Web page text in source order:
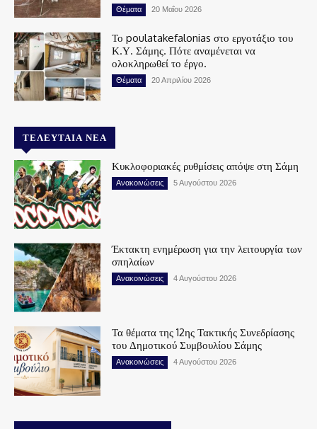
Θέματα 20 Μαΐου 2026
Το poulatakefalonias στο εργοτάξιο του
Κ.Υ. Σάμης. Πότε αναμένεται να
ολοκληρωθεί το έργο.
Θέματα 20 Απριλίου 2026
ΤΕΛΕΥΤΑΊΑ ΝΈΑ
Κυκλοφοριακές ρυθμίσεις απόψε στη Σάμη
Ανακοινώσεις 5 Αυγούστου 2026
Έκτακτη ενημέρωση για την λειτουργία των
σπηλαίων
Ανακοινώσεις 4 Αυγούστου 2026
Τα θέματα της 12ης Τακτικής Συνεδρίασης
του Δημοτικού Συμβουλίου Σάμης
Ανακοινώσεις 4 Αυγούστου 2026